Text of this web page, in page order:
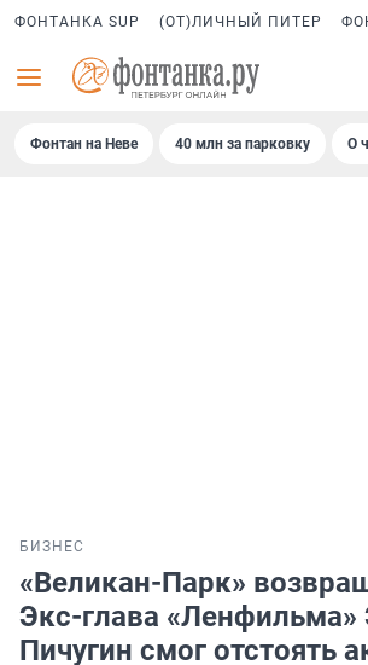
ФОНТАНКА SUP (ОТ)ЛИЧНЫЙ ПИТЕР
Фонтан на Неве 40 млн за парковку О
БИЗНЕС
«Великан-Парк»
Экс-глава «Ленфильма»
Пичугин смог отстоять